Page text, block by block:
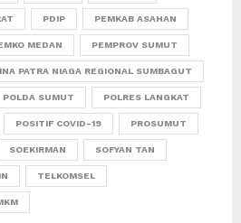
PDIP PEMKAB ASAHAN
MEDAN PEMPROV SUMUT
PATRA NIAGA REGIONAL SUMBAGUT
POLDA SUMUT POLRES LANGKAT
POSITIF COVID-19 PROSUMUT
SOEKIRMAN SOFYAN TAN
TELKOMSEL